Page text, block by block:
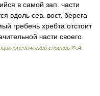
в самой зап. части
вдоль сев. вост. берега
гребень хребта отстоит
части своего
словарь Ф.А.